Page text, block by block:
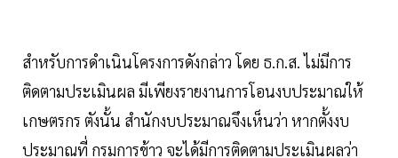
สำหรับการดำเนินโครงการดังกล่าว โดย ธ.ก.ส. ไม่มีการ
ติดตามประเมินผล มีเพียงรายงานการโอนงบประมาณให้
เกษตรกร ตังนั้น สำนักงบประมาณจึงเห็นว่า หากตั้งงบ
ประมาณที่ กรมการข้าว จะได้มีการติดตามประเมินผลว่า